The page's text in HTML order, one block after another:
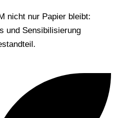
nicht nur Papier bleibt:
und Sensibilisierung